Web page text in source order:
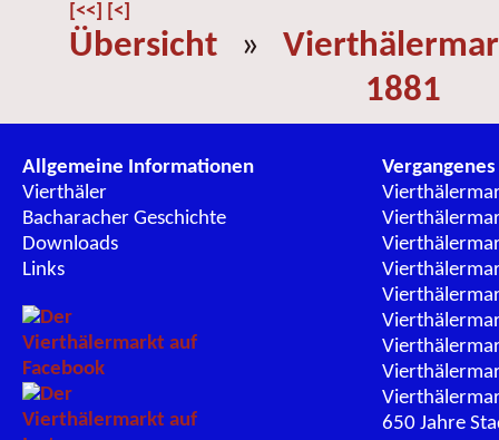
[<<] [<]
Übersicht »
1881
Allgemeine Informationen
Vierthäler
Bacharacher Geschichte
Downloads
Links
Vergangenes
650 Jahre